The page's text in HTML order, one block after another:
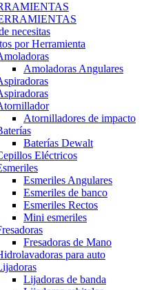
necesitas
por Herramienta
Amoladoras Angulares
Atornilladores de impacto
Baterías Dewalt
Eléctricos
Esmeriles Angulares
Esmeriles de banco
Esmeriles Rectos
Mini esmeriles
Fresadoras de Mano
para auto
Lijadoras de banda